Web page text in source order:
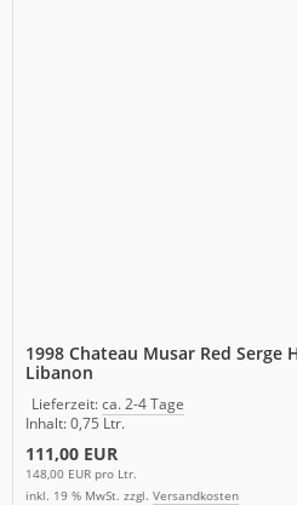
1998 Chateau Musar Red Serge
Libanon
Lieferzeit:ca. 2-4 Tage
Inhalt: 0,75 Ltr.
111,00 EUR
148,00 EUR pro Ltr.
inkl. 19 % MwSt. zzgl. Versandkosten